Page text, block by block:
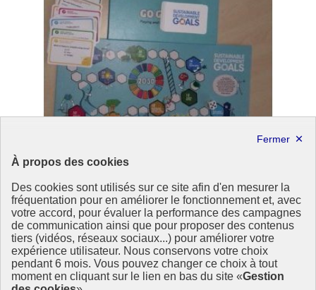
À propos des cookies
Des cookies sont utilisés sur ce site afin d'en mesurer la
fréquentation pour en améliorer le fonctionnement et, avec
votre accord, pour évaluer la performance des campagnes
de communication ainsi que pour proposer des contenus
tiers (vidéos, réseaux sociaux...) pour améliorer votre
expérience utilisateur. Nous conservons votre choix
pendant 6 mois. Vous pouvez changer ce choix à tout
moment en cliquant sur le lien en bas du site «Gestion
Concours #DatavizODD : les projets primés !
Donner de la plus-value aux indicateurs associés aux ODD et
faciliter la communication sur les ODD en direction de tous les
publics, tel était l’objectif fixé aux candidats du concours
#DatavizODD.
Le 13 décembre 2017, pendant le salon (…)